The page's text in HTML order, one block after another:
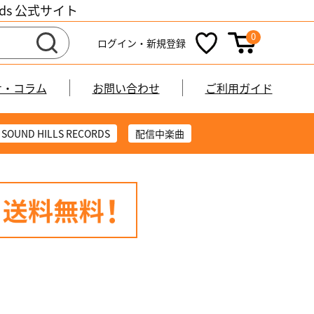
公式サイト
ログイン・新規登録 0
コラム お問い合わせ ご利用ガイド
SOUND HILLS RECORDS 配信中楽曲